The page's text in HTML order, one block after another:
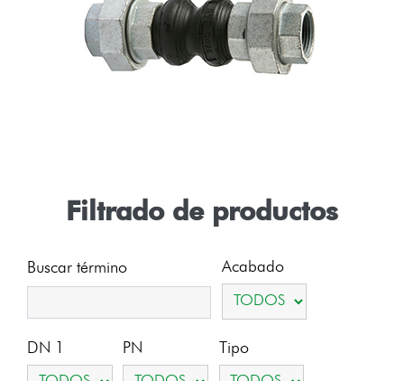
Filtrado de productos
Buscar término Acabado
DN 1 PN Tipo